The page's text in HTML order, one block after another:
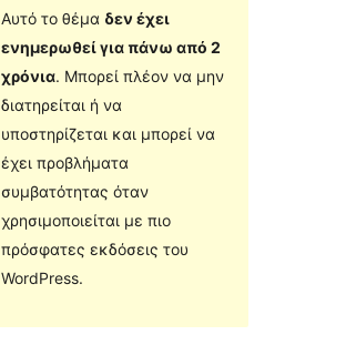
Αυτό το θέμα δεν έχει
ενημερωθεί για πάνω από 2
χρόνια. Μπορεί πλέον να μην
διατηρείται ή να
υποστηρίζεται και μπορεί να
έχει προβλήματα
συμβατότητας όταν
χρησιμοποιείται με πιο
πρόσφατες εκδόσεις του
WordPress.